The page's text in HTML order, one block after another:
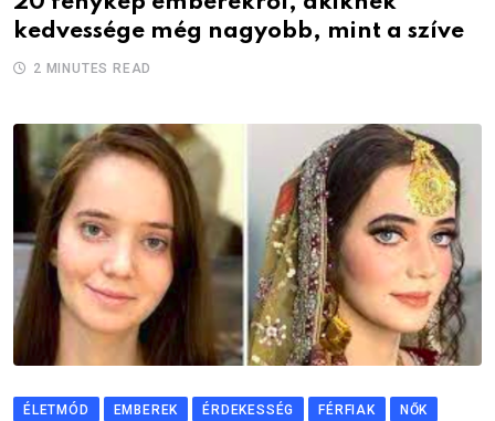
kedvessége még nagyobb, mint a szíve
2 MINUTES READ
ÉLETMÓD EMBEREK ÉRDEKESSÉG FÉRFIAK NŐK